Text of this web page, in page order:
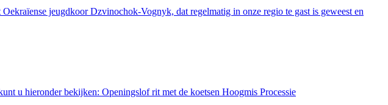
jeugdkoor Dzvinochok-Vognyk, dat regelmatig in onze regio te gast is geweest en
u hieronder bekijken: Openingslof rit met de koetsen Hoogmis Processie